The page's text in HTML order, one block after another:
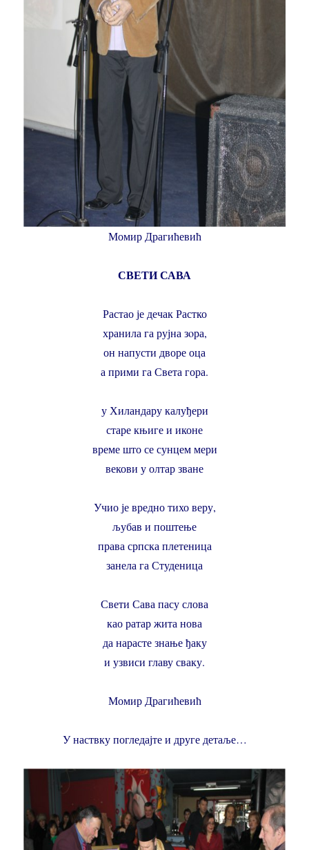
Момир Драгићевић
СВЕТИ САВА
Растао је дечак Растко
хранила га рујна зoра,
он напусти дворе оца
а прими га Света гора.
у Хиландару калуђери
старе књиге и иконе
време што се сунцем мери
векови у олтар зване
Учио је вредно тихо веру,
љубав и поштење
права српска плетеница
занела га Студеница
Свети Сава пасу слова
као ратар жита нова
да нарасте знање ђаку
и узвиси главу сваку.
Момир Драгићевић
У наствку погледајте и друге детаље…